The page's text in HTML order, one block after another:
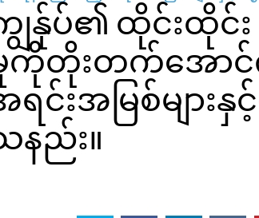
ျွန်ုပ်၏ ထိုင်းထိုင်း
ကိုတိုးတက်အော
ရင်းအမြစ်များနှ
နည်း။